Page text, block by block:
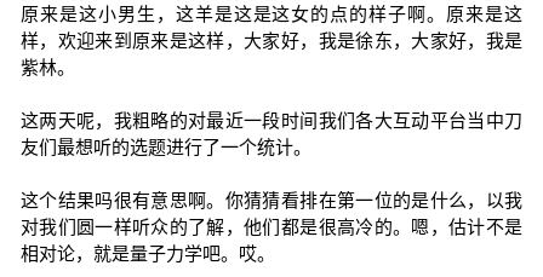
原来是这小男生，这羊是这是这女的点的样子啊。原来是这
样，欢迎来到原来是这样，大家好，我是徐东，大家好，我是
紫林。
这两天呢，我粗略的对最近一段时间我们各大互动平台当中刀
友们最想听的选题进行了一个统计。
这个结果吗很有意思啊。你猜猜看排在第一位的是什么，以我
对我们圆一样听众的了解，他们都是很高冷的。嗯，估计不是
相对论，就是量子力学吧。哎。